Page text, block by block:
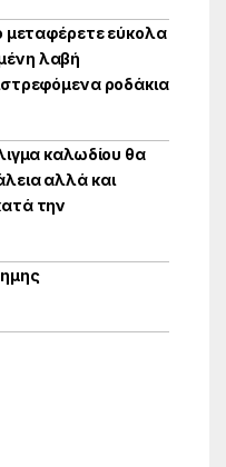
μεταφέρετε εύκολα
λαβή
ροδάκια
καλωδίου θα
αλλά και
την